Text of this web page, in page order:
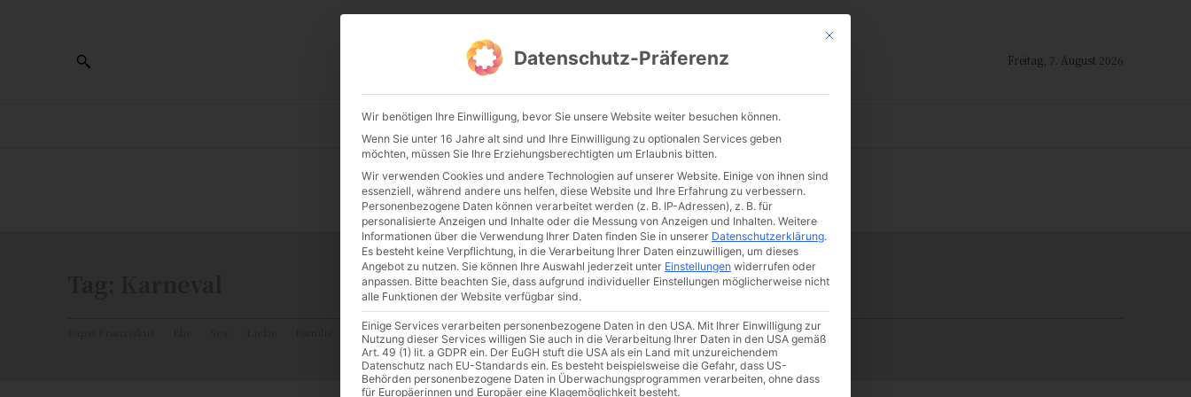
CATHWALK.DE Freitag, 7. August 2026
ALTE MESSE GLAUBE KULTUR FRÖMMIGKEIT TRADITION
Katholizismus Franziskus 50 Jahre Humanae vitae Katholische Kirche
Mit diesem Button wird der Dialog geschlossen. Seine Funktionalität ist
Datenschutz-Präferenz
Wir benötigen Ihre Einwilligung, bevor Sie unsere Website weiter besuchen können.
Wenn Sie unter 16 Jahre alt sind und Ihre Einwilligung zu optionalen Services geben
möchten, müssen Sie Ihre Erziehungsberechtigten um Erlaubnis bitten.
Wir verwenden Cookies und andere Technologien auf unserer Website. Einige von ihnen sind
essenziell, während andere uns helfen, diese Website und Ihre Erfahrung zu verbessern.
Personenbezogene Daten können verarbeitet werden (z. B. IP-Adressen), z. B. für
personalisierte Anzeigen und Inhalte oder die Messung von Anzeigen und Inhalten. Weitere
Informationen über die Verwendung Ihrer Daten finden Sie in unserer Datenschutzerklärung.
Es besteht keine Verpflichtung, in die Verarbeitung Ihrer Daten einzuwilligen, um dieses
Angebot zu nutzen. Sie können Ihre Auswahl jederzeit unter Einstellungen widerrufen oder
anpassen. Bitte beachten Sie, dass aufgrund individueller Einstellungen möglicherweise nicht
alle Funktionen der Website verfügbar sind.
Einige Services verarbeiten personenbezogene Daten in den USA. Mit Ihrer Einwilligung zur
Nutzung dieser Services willigen Sie auch in die Verarbeitung Ihrer Daten in den USA gemäß
Art. 49 (1) lit. a GDPR ein. Der EuGH stuft die USA als ein Land mit unzureichendem
Datenschutz nach EU-Standards ein. Es besteht beispielsweise die Gefahr, dass US-
Behörden personenbezogene Daten in Überwachungsprogrammen verarbeiten, ohne dass
für Europäerinnen und Europäer eine Klagemöglichkeit besteht.